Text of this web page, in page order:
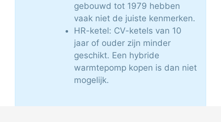
gebouwd tot 1979 hebben
vaak niet de juiste kenmerken.
HR-ketel: CV-ketels van 10
jaar of ouder zijn minder
geschikt. Een hybride
warmtepomp kopen is dan niet
mogelijk.